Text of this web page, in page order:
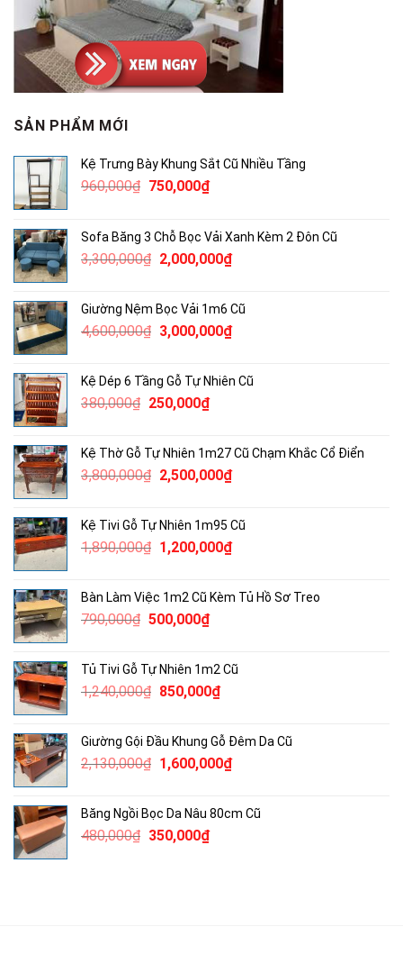
SẢN PHẨM MỚI
Kệ Trưng Bày Khung Sắt Cũ Nhiều Tầng
960,000₫ Giá
960,000₫.
750,000₫Giá
là:
750,000₫.
Sofa Băng 3 Chỗ Bọc Vải Xanh Kèm 2 Đôn Cũ
3,300,000₫ Giá
3,300,000₫.
2,000,000₫Giá
là:
2,000,000₫.
Giường Nệm Bọc Vải 1m6 Cũ
4,600,000₫ Giá
4,600,000₫.
3,000,000₫Giá
là:
Kệ Dép 6 Tầng Gỗ Tự Nhiên Cũ
380,000₫ Giá
380,000₫.
250,000₫Giá
là:
250,000₫.
Kệ Thờ Gỗ Tự Nhiên 1m27 Cũ Chạm Khắc Cổ Điển
3,800,000₫ Giá
3,800,000₫.
2,500,000₫Giá
là:
2,500,000₫.
Kệ Tivi Gỗ Tự Nhiên 1m95 Cũ
1,890,000₫ Giá
1,890,000₫.
1,200,000₫Giá
là:
Bàn Làm Việc 1m2 Cũ Kèm Tủ Hồ Sơ Treo
790,000₫ Giá
790,000₫.
500,000₫Giá
là:
500,000₫.
Tủ Tivi Gỗ Tự Nhiên 1m2 Cũ
1,240,000₫ Giá
1,240,000₫.
850,000₫Giá
là:
850,000₫.
Giường Gội Đầu Khung Gỗ Đêm Da Cũ
2,130,000₫ Giá
2,130,000₫.
1,600,000₫Giá
là:
Băng Ngồi Bọc Da Nâu 80cm Cũ
480,000₫ Giá
350,000₫Giá